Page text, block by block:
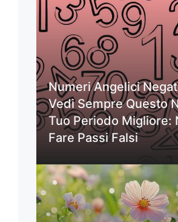
Numeri Angelici
Vedi Sempre Questo
Tuo Periodo Migliore:
Fare Passi Falsi